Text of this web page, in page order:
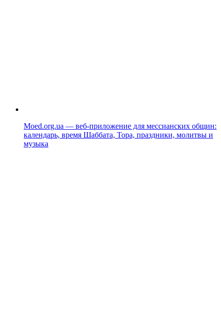
Moed.org.ua — веб-приложение для мессианских общин:
календарь, время Шаббата, Тора, праздники, молитвы и
музыка